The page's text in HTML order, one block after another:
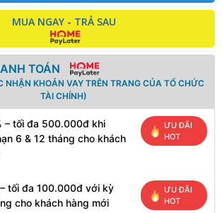
MUA NGAY - TRẢ SAU
TOÁN
NHẬN KHOẢN VAY TRÊN TRANG CỦA TỔ CHỨC
TÀI CHÍNH)
– tối đa 500.000đ khi
6 & 12 tháng cho khách
ƯU ĐÃI
HOT
tối đa 100.000đ với kỳ
cho khách hàng mới
ƯU ĐÃI
HOT